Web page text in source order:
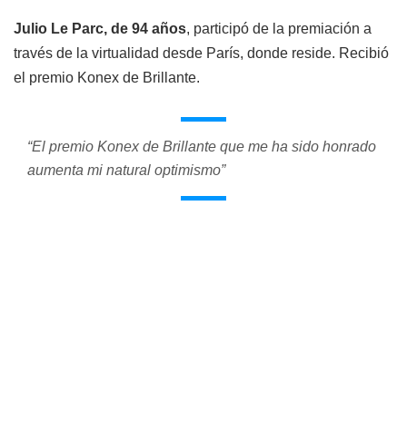
Julio Le Parc, de 94 años, participó de la premiación a
través de la virtualidad desde París, donde reside. Recibió
el premio Konex de Brillante.
“El premio Konex de Brillante que me ha sido honrado
aumenta mi natural optimismo”